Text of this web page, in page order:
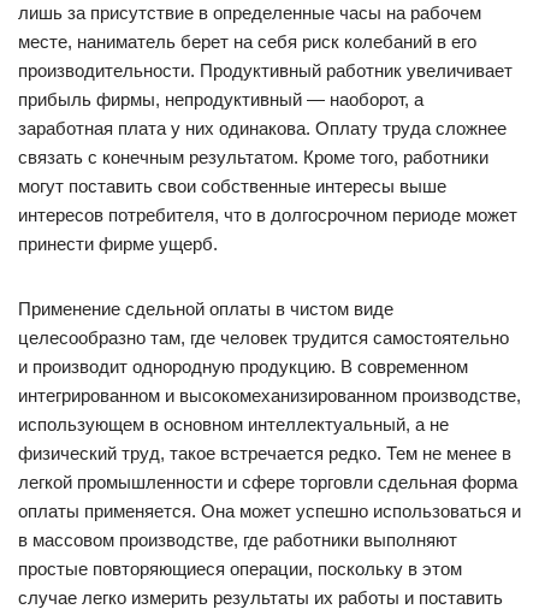
лишь за присутствие в определенные часы на рабочем
месте, наниматель берет на себя риск колебаний в его
производительности. Продуктивный работник увеличивает
прибыль фирмы, непродуктивный — наоборот, а
заработная плата у них одинакова. Оплату труда сложнее
связать с конечным результатом. Кроме того, работники
могут поставить свои собственные интересы выше
интересов потребителя, что в долгосрочном периоде может
принести фирме ущерб.
Применение сдельной оплаты в чистом виде
целесообразно там, где человек трудится самостоятельно
и производит однородную продукцию. В современном
интегрированном и высокомеханизированном производстве,
использующем в основном интеллектуальный, а не
физический труд, такое встречается редко. Тем не менее в
легкой промышленности и сфере торговли сдельная форма
оплаты применяется. Она может успешно использоваться и
в массовом производстве, где работники выполняют
простые повторяющиеся операции, поскольку в этом
случае легко измерить результаты их работы и поставить